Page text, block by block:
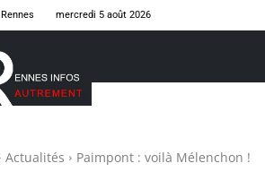
Rennes mercredi 5 août 2026
Actualités Paimpont : voilà Mélenchon !